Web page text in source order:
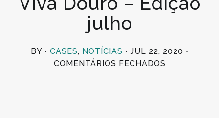
julho
BY CASES, NOTÍCIAS
JUL 22, 2020
COMENTÁRIOS FECHADOS